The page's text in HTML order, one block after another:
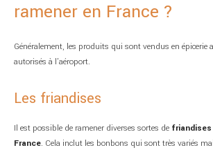
ramener en France ?
Généralement, les produits qui sont vendus en épicerie
autorisés à l’aéroport.
Les friandises
Il est possible de ramener diverses sortes de friandises
France. Cela inclut les bonbons qui sont très variés